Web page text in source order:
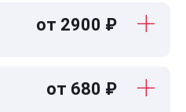
от 2900 ₽
от 680 ₽